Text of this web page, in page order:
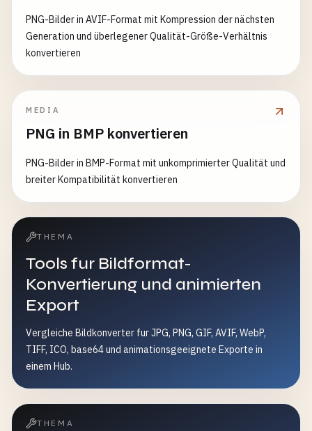
PNG-Bilder in AVIF-Format mit Kompression der nächsten
Generation und überlegener Qualität-Größe-Verhältnis
konvertieren
MEDIA
PNG in BMP konvertieren
PNG-Bilder in BMP-Format mit unkomprimierter Qualität und
breiter Kompatibilität konvertieren
THEMA
Tools fur Bildformat-
Konvertierung und animierten
Export
Vergleiche Bildkonverter fur JPG, PNG, GIF, AVIF, WebP,
TIFF, ICO, base64 und animationsgeeignete Exporte in
einem Hub.
THEMA